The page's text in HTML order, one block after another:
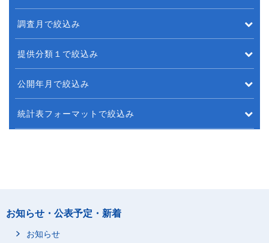
調査月で絞込み
提供分類１で絞込み
公開年月で絞込み
統計表フォーマットで絞込み
お知らせ・公表予定・新着
お知らせ